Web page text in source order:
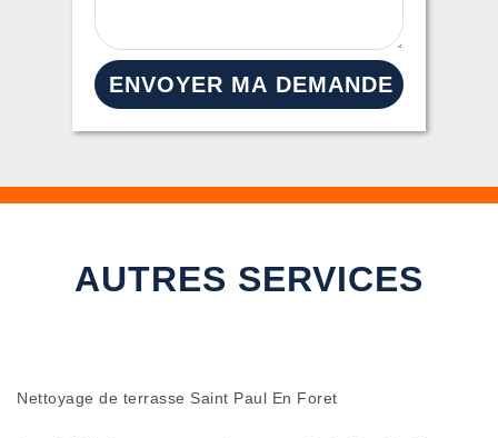
AUTRES SERVICES
Nettoyage de terrasse Saint Paul En Foret